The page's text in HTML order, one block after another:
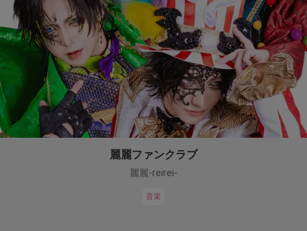
麗麗ファンクラブ
麗麗-reirei-
音楽